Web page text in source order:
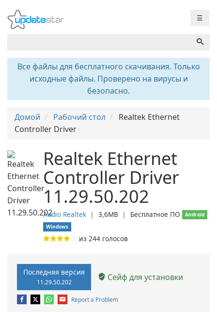
☰
Все файлы для бесплатного скачивания. Только
исходные файлы. Проверено на вирусы и
безопасно.
Домой Рабочий стол
Realtek Ethernet
Controller Driver
Realtek Ethernet
Controller Driver
11.29.50.202
Audio Realtek ❘ 3,6MB ❘ Бесплатное ПО
Android
Windows
из 244 голосов
Последняя версия
11.29.50.202 Сейф для установки
Report a Problem